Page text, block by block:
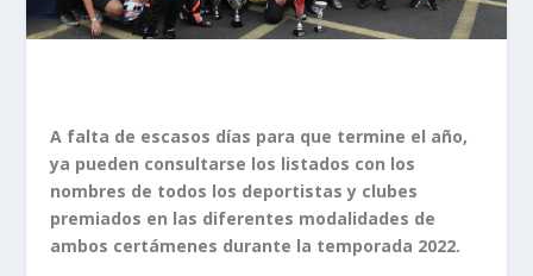
A falta de escasos días para que termine el año,
ya pueden consultarse los listados con los
nombres de todos los deportistas y clubes
premiados en las diferentes modalidades de
ambos certámenes durante la temporada 2022.